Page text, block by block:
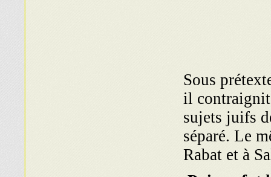
Sous
il contraignit
sujets juifs
séparé. Le
Rabat et à